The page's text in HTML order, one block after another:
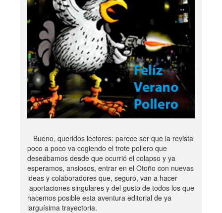
Bueno, queridos lectores: parece ser que la revista
poco a poco va cogiendo el trote pollero que
deseábamos desde que ocurrió el colapso y ya
esperamos, ansiosos, entrar en el Otoño con nuevas
ideas y colaboradores que, seguro, van a hacer
aportaciones singulares y del gusto de todos los que
hacemos posible esta aventura editorial de ya
larguísima trayectoria.